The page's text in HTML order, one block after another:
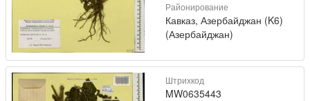
Районирование
Кавказ, Азербайджан (K6)
(Азербайджан)
Штрихкод
MW0635443